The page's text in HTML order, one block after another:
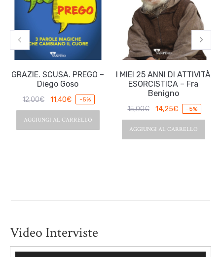
GRAZIE. SCUSA. PREGO –
Diego Goso
12,00€ 11,40€ -5%
AGGIUNGI AL CARRELLO
I MIEI 25 ANNI DI ATTIVITÀ
ESORCISTICA – Fra
Benigno
15,00€ 14,25€ -5%
AGGIUNGI AL CARRELLO
Video Interviste